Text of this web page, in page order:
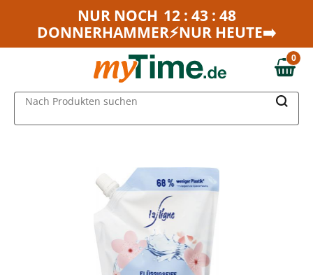
Zum Hauptinhalt springen
Zur Navigation springen
NUR NOCH 12 : 43 : 48
DONNERHAMMER⚡NUR HEUTE➡️
0,00 €
0
Nach Produkten suchen